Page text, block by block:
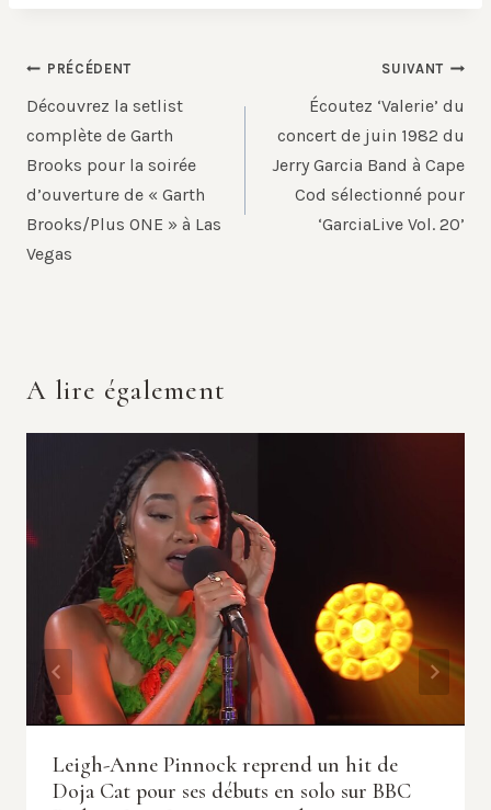
Navigation
de
l’article
PRÉCÉDENT
Découvrez la setlist
complète de Garth
Brooks pour la soirée
d’ouverture de « Garth
Brooks/Plus ONE » à Las
Vegas
SUIVANT
Écoutez ‘Valerie’ du
concert de juin 1982 du
Jerry Garcia Band à Cape
Cod sélectionné pour
‘GarciaLive Vol. 20’
A lire également
Leigh-Anne Pinnock reprend un hit de
Doja Cat pour ses débuts en solo sur BBC